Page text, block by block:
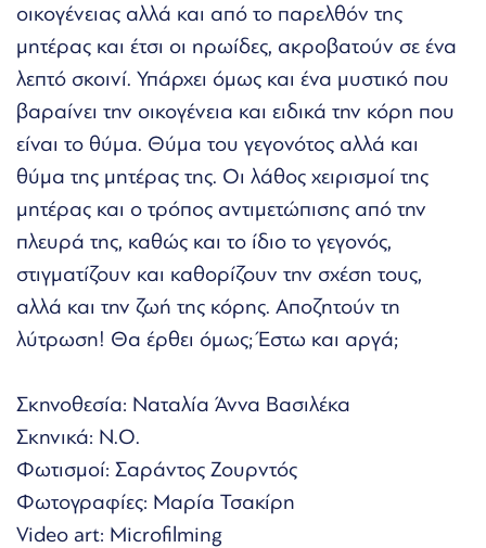
οικογένειας αλλά και από το παρελθόν της
μητέρας και έτσι οι ηρωίδες, ακροβατούν σε ένα
λεπτό σκοινί. Υπάρχει όμως και ένα μυστικό που
βαραίνει την οικογένεια και ειδικά την κόρη που
είναι το θύμα. Θύμα του γεγονότος αλλά και
θύμα της μητέρας της. Οι λάθος χειρισμοί της
μητέρας και ο τρόπος αντιμετώπισης από την
πλευρά της, καθώς και το ίδιο το γεγονός,
στιγματίζουν και καθορίζουν την σχέση τους,
αλλά και την ζωή της κόρης. Αποζητούν τη
λύτρωση! Θα έρθει όμως; Έστω και αργά;
Σκηνοθεσία: Ναταλία Άννα Βασιλέκα
Σκηνικά: Ν.Ο.
Φωτισμοί: Σαράντος Ζουρντός
Φωτογραφίες: Μαρία Τσακίρη
Video art: Microfilming